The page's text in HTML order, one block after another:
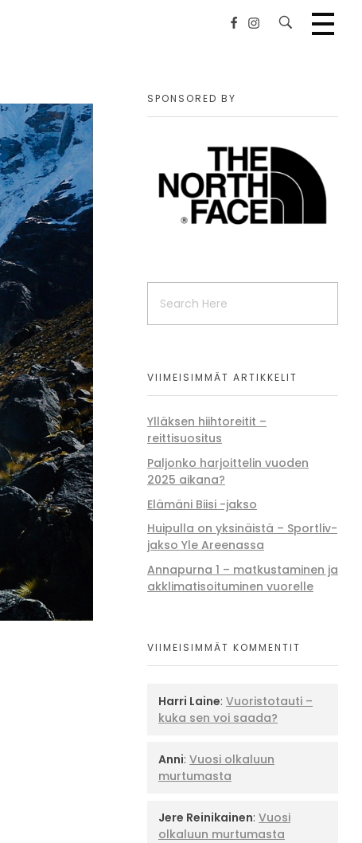
SPONSORED BY
VIIMEISIMMÄT ARTIKKELIT
Ylläksen hiihtoreitit –
reittisuositus
Paljonko harjoittelin vuoden
2025 aikana?
Elämäni Biisi -jakso
Huipulla on yksinäistä – Sportliv-
jakso Yle Areenassa
Annapurna 1 – matkustaminen ja
akklimatisoituminen vuorelle
VIIMEISIMMÄT KOMMENTIT
Harri Laine: Vuoristotauti –
kuka sen voi saada?
Anni: Vuosi olkaluun
murtumasta
Jere Reinikainen: Vuosi
olkaluun murtumasta